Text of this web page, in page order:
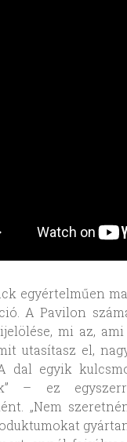
egyértelműen
A Pavilon
mi az,
utasítasz el,
dal egyik
– ez
„Nem